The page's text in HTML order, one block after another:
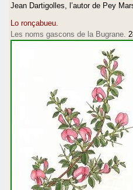
Jean Dartigolles, l’autor de Pey
Lo ronçabueu.
Les noms gascons de la Bugrane.